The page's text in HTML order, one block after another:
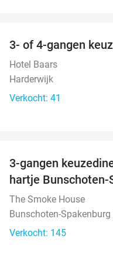
3- of 4-gangen
Hotel Baars
Harderwijk
Verkocht: 41
3-gangen
hartje Bunschoten-
The Smoke House
Bunschoten-
Verkocht: 145